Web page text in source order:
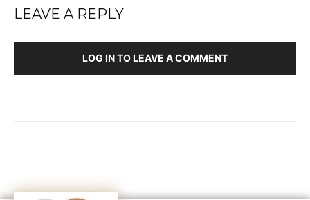
LEAVE A REPLY
LOG IN TO LEAVE A COMMENT